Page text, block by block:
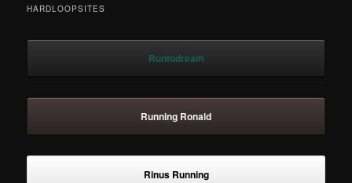
HARDLOOPSITES
Runtodream
Running Ronald
Rinus Running